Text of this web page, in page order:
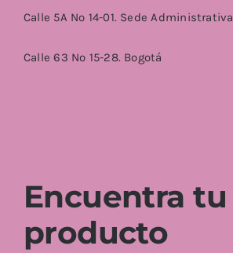
Calle 5A No 14-01. Sede Administrativa
Calle 63 No 15-28. Bogotá
Encuentra tu
producto